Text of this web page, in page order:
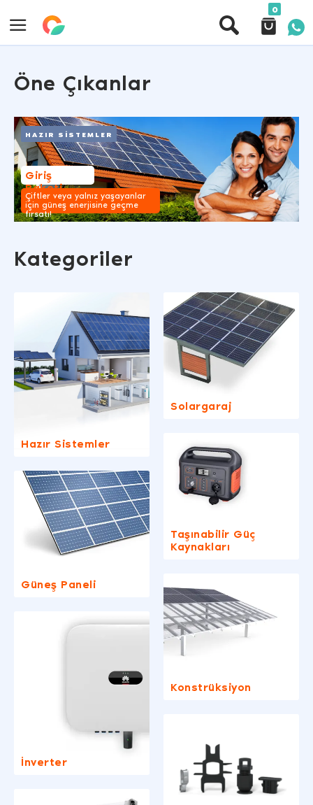
0
Öne Çıkanlar
HAZIR SİSTEMLER
Giriş
Paketi
Çiftler veya yalnız yaşayanlar
için güneş enerjisine geçme
fırsatı!
Kategoriler
Hazır Sistemler
Güneş Paneli
İnverter
Solargaraj
Taşınabilir Güç
Kaynakları
Konstrüksiyon